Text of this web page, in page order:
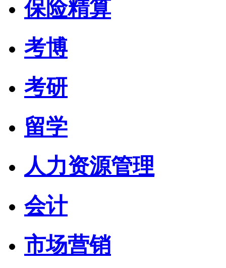
保险精算
考博
考研
留学
人力资源管理
会计
市场营销